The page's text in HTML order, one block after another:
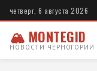
четверг, 6 августа 2026
🏔 MONTEGID
НОВОСТИ ЧЕРНОГОРИИ